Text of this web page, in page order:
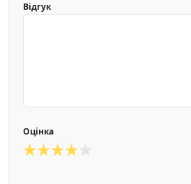
Відгук
Оцінка